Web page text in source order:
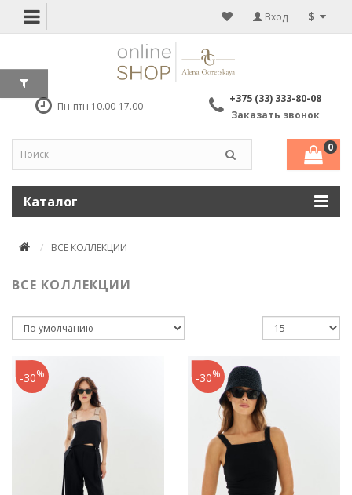
$
Вход
Пн-птн 10.00-17.00
+375 (33) 333-80-08
Заказать звонок
0
Каталог
ВСЕ КОЛЛЕКЦИИ
ВСЕ КОЛЛЕКЦИИ
-30% -30%